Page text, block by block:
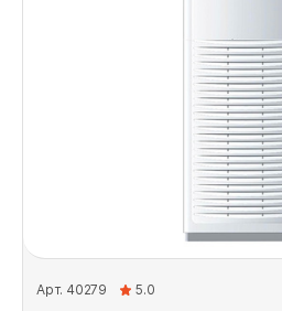
Арт. 40279 5.0